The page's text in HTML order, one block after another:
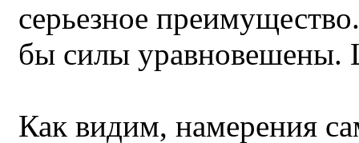
серьезное
бы силы
Как видим, намерения